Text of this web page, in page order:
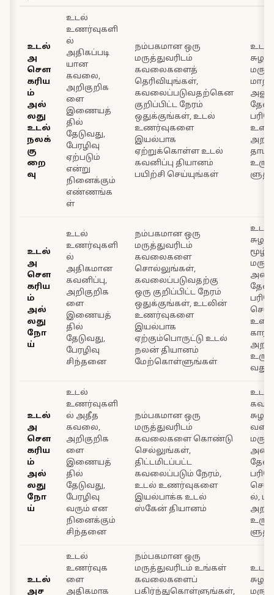
உடல்
அ
சௌ
கரிய
ம்
அல்
லது
உடல்
நலக்
கு
றை
வு
உடல்
உணர்வுகளி
ல்
அதிகப்படி
யான
கவலை,
அறிகுறிக
ளை
இணையத்
தில்
தேடுவது,
பேரழிவு
ஏற்படும்
என்று
நினைக்கும்
எண்ணங்க
ள்
நம்பகமான ஒரு
மருத்துவரிடம்
கவலைகளைத்
தெரிவியுங்கள்,
கவலைப்படுவதற்கென
குறிப்பிட்ட நேரம்
ஒதுக்குங்கள், உடல்
உணர்வுகளை
இயல்பாக
ஏற்றுக்கொள்ள உடல்
கவனிப்பு தியானம்
பயிற்சி செய்யுங்கள்
உடல்
அ
சௌ
கரிய
ம்
அல்
லது
நோ
ய்
உடல்
உணர்வுகளி
ல்
அதிகமான
கவனிப்பு,
அறிகுறிக
ளை
இணையத்
தில்
தேடுவது,
பேரழிவு
சிந்தனை
நம்பகமான ஒரு
மருத்துவரிடம்
கவலைகளை
சொல்லுங்கள்,
கவலைப்படுவதற்கு
ஒரு குறிப்பிட்ட நேரம்
ஒதுக்குங்கள், உடலின்
உணர்வுகளை
இயல்பாக
ஏற்கும்பொருட்டு உடல்
நலன் தியானம்
மேற்கொள்ளுங்கள்
வது
உடல்
அ
சௌ
கரிய
ம்
அல்
லது
நோ
ய்
உடல்
உணர்வுகளி
ல் அதீத
கவலை,
அறிகுறிக
ளை
இணையத்
தில்
தேடுவது,
பேரழிவு
வரும் என
நினைக்கும்
சிந்தனை
நம்பகமான ஒரு
மருத்துவரிடம்
கவலைகளை கொண்டு
செல்லுங்கள்,
திட்டமிடப்பட்ட
கவலைப்படும் நேரம்,
உடல் உணர்வுகளை
இயல்பாக்க உடல்
ஸ்கேன் தியானம்
ல்,
உடல்
அச
உடல்
உணர்வுக
ளை
அதிகமாக
நம்பகமான ஒரு
மருத்துவரிடம் உங்கள்
கவலைகளைப்
பகிர்ந்துகொள்ளுங்கள்,